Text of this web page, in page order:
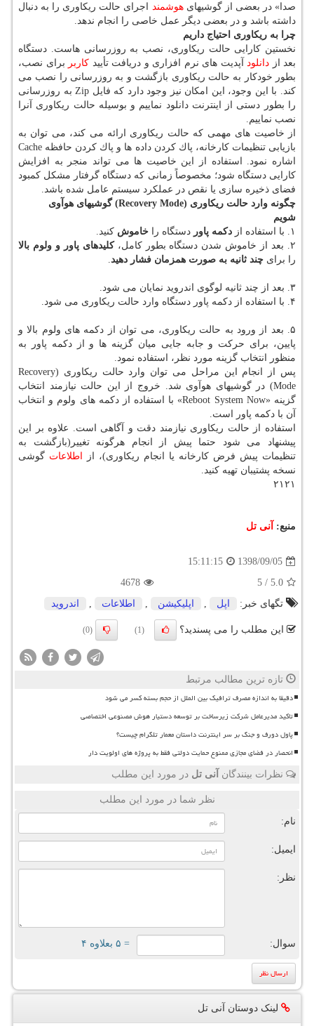
صدا» در بعضی از گوشیهایهوشمند اجرای حالت ریكاوری را به دنبال
داشته باشد و در بعضی دیگر عمل خاصی را انجام ندهد.
چرا به ریكاوری احتیاج داریم
نخستین كارایی حالت ریكاوری، نصب به روزرسانی هاست. دستگاه
بعد از دانلود آپدیت های نرم افزاری و دریافت تأیید كاربر برای نصب،
بطور خودكار به حالت ریكاوری بازگشت و به روزرسانی را نصب می
كند. با این وجود، این امكان نیز وجود دارد كه فایل Zip به روزرسانی
را بطور دستی از اینترنت دانلود نماییم و بوسیله حالت ریكاوری آنرا
نصب نماییم.
از خاصیت های مهمی كه حالت ریكاوری ارائه می كند، می توان به
بازیابی تنظیمات كارخانه، پاك كردن داده ها و پاك كردن حافظه Cache
اشاره نمود. استفاده از این خاصیت ها می تواند منجر به افزایش
كارایی دستگاه شود؛ مخصوصاً زمانی كه دستگاه گرفتار مشكل كمبود
فضای ذخیره سازی یا نقص در عملكرد سیستم عامل شده باشد.
چگونه وارد حالت ریكاوری (Recovery Mode) گوشیهای هوآوی
شویم
۱. با استفاده از
دكمه پاور دستگاه را خاموش كنید.
۲. بعد از خاموش شدن دستگاه بطور كامل،
كلیدهای پاور و ولوم بالا
را برای چند ثانیه به صورت همزمان فشار دهید
۳. بعد از چند ثانیه لوگوی اندروید نمایان می شود.
۴. با استفاده از دكمه پاور دستگاه وارد حالت ریكاوری می شود.
۵. بعد از ورود به حالت ریكاوری، می توان از دكمه های ولوم بالا و
پایین، برای حركت و جابه جایی میان گزینه ها و از دكمه پاور به
منظور انتخاب گزینه مورد نظر، استفاده نمود.
پس از انجام این مراحل می توان وارد حالت ریكاوری (Recovery
Mode) در گوشیهای هوآوی شد. خروج از این حالت نیازمند انتخاب
گزینه «Reboot System Now» با استفاده از دكمه های ولوم و انتخاب
آن با دكمه پاور است.
استفاده از حالت ریكاوری نیازمند دقت و آگاهی است. علاوه بر این
پیشنهاد می شود حتما پیش از انجام هرگونه تغییر(بازگشت به
تنظیمات پیش فرض كارخانه یا انجام ریكاوری)، از اطلاعات گوشی
نسخه پشتیبان تهیه كنید.
۲۱۲۱
منبع: آنی تل
1398/09/05
15:11:15
5.0
/
5
4678
تگهای خبر:
اپل , اپلیكیشن , اطلاعات , اندروید
این مطلب را می پسندید؟ (1)
(0)
تازه ترین مطالب مرتبط
دقیقا به اندازه مصرف ترافیک بین الملل از حجم بسته کسر می شود
تاکید مدیرعامل شرکت زیرساخت بر توسعه دستیار هوش مصنوعی اختصاصی
پاول دورف و جنگ بر سر اینترنت داستان معمار تلگرام چیست؟
انحصار در فضای مجازی ممنوع حمایت دولتی فقط به پروژه های اولویت دار
نظرات بینندگان آنی تل در مورد این مطلب
نظر شما در مورد این مطلب
نام:
ایمیل:
نظر:
سوال: = ۵ بعلاوه ۴
لینک دوستان آنی تل